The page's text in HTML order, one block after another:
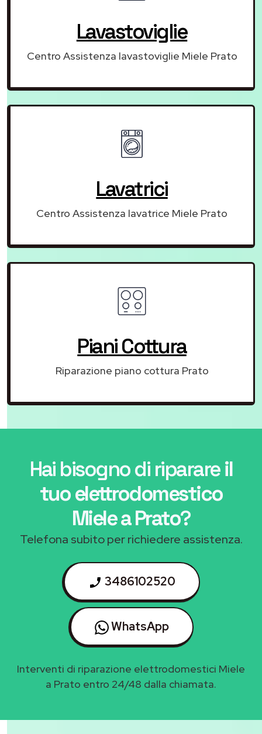
Lavastoviglie
Centro Assistenza lavastoviglie Miele Prato
Lavatrici
Centro Assistenza lavatrice Miele Prato
Piani Cottura
Riparazione piano cottura Prato
Hai bisogno di riparareil
tuo elettrodomestico
Miele a Prato?
Telefona subito per richiedere assistenza.
3486102520
WhatsApp
Interventi di riparazione elettrodomestici Miele
a Prato entro 24/48 dalla chiamata.